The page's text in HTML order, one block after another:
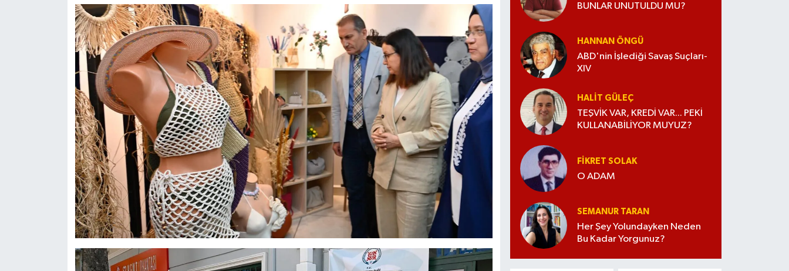
BUNLAR UNUTULDU MU?
HANNAN ÖNGÜ
ABD'nin İşlediği Savaş Suçları-
XIV
HALIT GÜLEÇ
TEŞVİK VAR, KREDİ VAR... PEKİ
KULLANABİLİYOR MUYUZ?
FIKRET SOLAK
O ADAM
SEMANUR TARAN
Her Şey Yolundayken Neden
Bu Kadar Yorgunuz?